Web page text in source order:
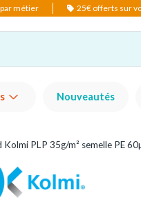
métier 25€ offerts sur
Nouveautés
PLP 35g/m² semelle PE